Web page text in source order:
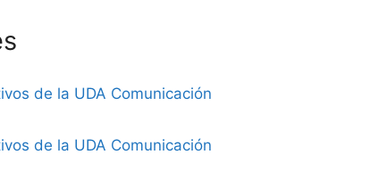
de la UDA Comunicación
de la UDA Comunicación